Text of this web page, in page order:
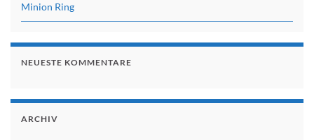
Minion Ring
NEUESTE KOMMENTARE
ARCHIV